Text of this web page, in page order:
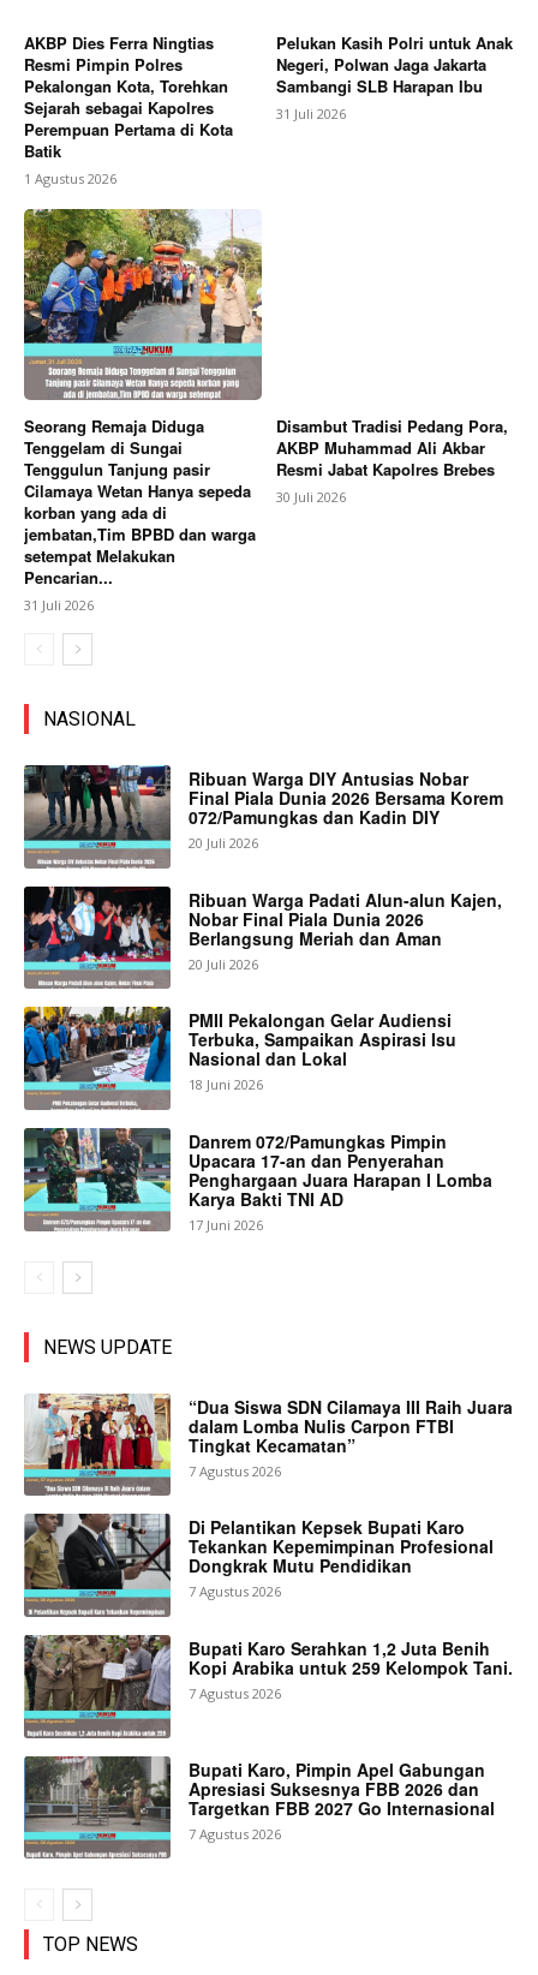
AKBP Dies Ferra Ningtias
Resmi Pimpin Polres
Pekalongan Kota, Torehkan
Sejarah sebagai Kapolres
Perempuan Pertama di Kota
Batik
1 Agustus 2026
Pelukan Kasih Polri untuk Anak
Negeri, Polwan Jaga Jakarta
Sambangi SLB Harapan Ibu
31 Juli 2026
Seorang Remaja Diduga
Tenggelam di Sungai
Tenggulun Tanjung pasir
Cilamaya Wetan Hanya sepeda
korban yang ada di
jembatan,Tim BPBD dan warga
setempat Melakukan
Pencarian...
31 Juli 2026
Disambut Tradisi Pedang Pora,
AKBP Muhammad Ali Akbar
Resmi Jabat Kapolres Brebes
30 Juli 2026
NASIONAL
Ribuan Warga DIY Antusias Nobar
Final Piala Dunia 2026 Bersama Korem
072/Pamungkas dan Kadin DIY
20 Juli 2026
Ribuan Warga Padati Alun-alun Kajen,
Nobar Final Piala Dunia 2026
Berlangsung Meriah dan Aman
20 Juli 2026
PMII Pekalongan Gelar Audiensi
Terbuka, Sampaikan Aspirasi Isu
Nasional dan Lokal
18 Juni 2026
Danrem 072/Pamungkas Pimpin
Upacara 17-an dan Penyerahan
Penghargaan Juara Harapan I Lomba
Karya Bakti TNI AD
17 Juni 2026
NEWS UPDATE
“Dua Siswa SDN Cilamaya III Raih Juara
dalam Lomba Nulis Carpon FTBI
Tingkat Kecamatan”
7 Agustus 2026
Di Pelantikan Kepsek Bupati Karo
Tekankan Kepemimpinan Profesional
Dongkrak Mutu Pendidikan
7 Agustus 2026
Bupati Karo Serahkan 1,2 Juta Benih
Kopi Arabika untuk 259 Kelompok Tani.
7 Agustus 2026
Bupati Karo, Pimpin Apel Gabungan
Apresiasi Suksesnya FBB 2026 dan
Targetkan FBB 2027 Go Internasional
7 Agustus 2026
TOP NEWS